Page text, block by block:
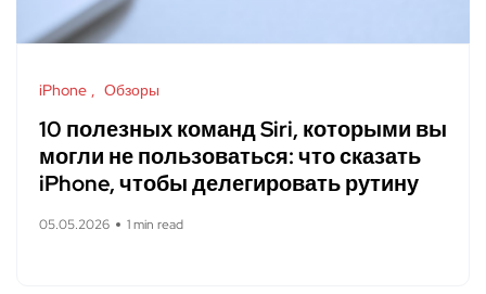
iPhone Обзоры
10 полезных команд Siri, которыми вы
могли не пользоваться: что сказать
iPhone, чтобы делегировать рутину
05.05.2026 1 min read